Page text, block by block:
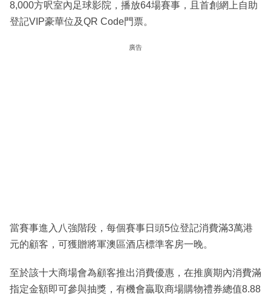
8,000方呎室內足球影院，播放64場賽事，且首創網上自助
登記VIP豪華位及QR Code門票。
廣告
當賽事進入八強階段，每個賽事日頭5位登記消費滿3萬港
元的顧客，可獲贈將軍澳區酒店標準客房一晚。
至於該十大商場會為顧客推出消費優惠，在推廣期內消費滿
指定金額即可參與抽獎，有機會贏取商場購物禮券總值8.88